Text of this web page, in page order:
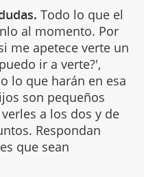
Todo lo que el
al momento. Por
me apetece verte un
ir a verte?',
lo que harán en esa
son pequeños
a los dos y de
Respondan
que sean